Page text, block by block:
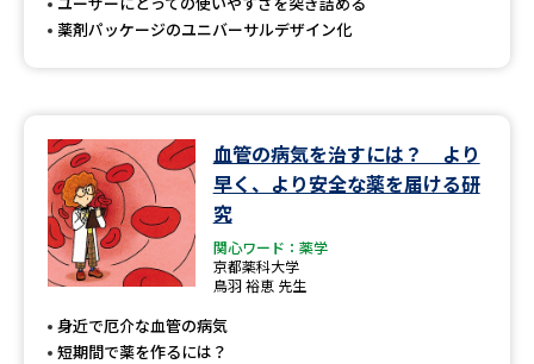
薬剤パッケージのユニバーサルデザイン化
血管の病気を治すには？ より
早く、より安全な薬を届ける研
究
関心ワード：薬学
京都薬科大学
鳥羽 裕恵 先生
身近で厄介な血管の病気
短期間で薬を作るには？